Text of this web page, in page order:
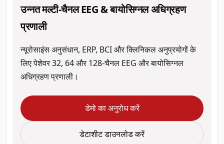
उन्नत मल्टी-चैनल EEG & बायोसिग्नल अधिग्रहण
प्रणाली
न्यूरोसाइंस अनुसंधान, ERP, BCI और क्लिनिकल अनुप्रयोगों के
लिए पेशेवर 32, 64 और 128-चैनल EEG और बायोसिग्नल
अधिग्रहण प्रणाली।
डेमो का अनुरोध करें
डेटाशीट डाउनलोड करें